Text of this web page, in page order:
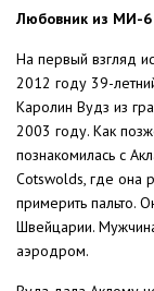
Любовник из МИ-6
На первый взгляд
2012 году 39-
Каролин Вудз из
2003 году. Как
познакомилась с
Cotswolds, где она
примерить пальто.
Швейцарии.
аэродром.